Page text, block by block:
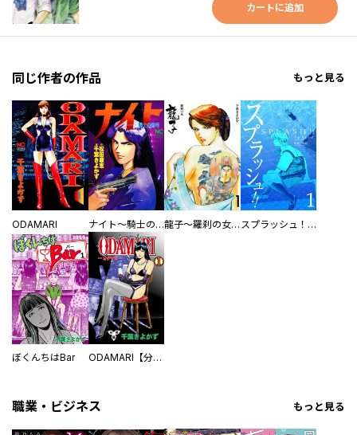
カートに追加
同じ作者の作品 もっと見る
ODAMARI ナイト～騎士の称号 龍子～羅刹の女～ スプラッシュ！！
ぼくんちはBar ODAMARI【分冊版】
職業・ビジネス もっと見る